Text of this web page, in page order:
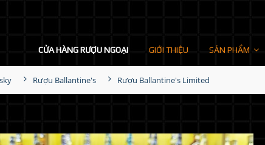
CỬA HÀNG RƯỢU NGOẠI GIỚI THIỆU SẢN PHẨM
Rượu Ballantine's Rượu Ballantine's Limited